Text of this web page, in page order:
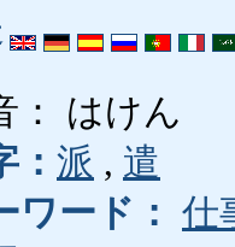
： はけん
： 派 , 遣
ワード： 仕